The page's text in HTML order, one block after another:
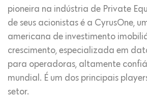
pioneira na indústria de Private
de seus acionistas é a CyrusOne,
americana de investimento
crescimento, especializada em
para operadoras, altamente
mundial. É um dos principais
setor.